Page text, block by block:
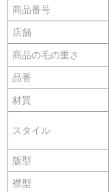
商品番号
店舗
商品の毛の重さ
品番
材質
スタイル
版型
襟型